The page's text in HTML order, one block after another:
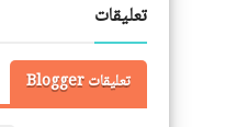
تعليقات
تعليقات Blogger